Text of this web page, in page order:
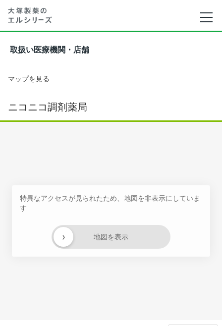
取扱い医療機関・店舗
マップを見る
ニコニコ調剤薬局
特異なアクセスが見られたため、地図を非表示にしていま
す
地図を表示
›